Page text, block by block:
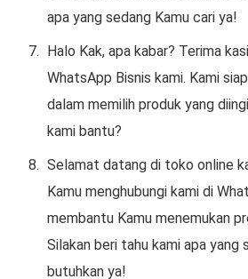
apa yang sedang Kamu cari ya!
Halo Kak, apa kabar? Terima
WhatsApp Bisnis kami. Kami
dalam memilih produk yang
kami bantu?
Selamat datang di toko online
Kamu menghubungi kami di
membantu Kamu menemukan
Silakan beri tahu kami apa yang
butuhkan ya!